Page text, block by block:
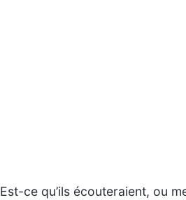
Est-ce qu’ils écouteraient, ou